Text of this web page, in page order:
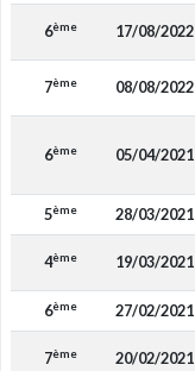
6ème 17/08/2022
7ème 08/08/2022
6ème 05/04/2021
5ème 28/03/2021
4ème 19/03/2021
6ème 27/02/2021
7ème 20/02/2021